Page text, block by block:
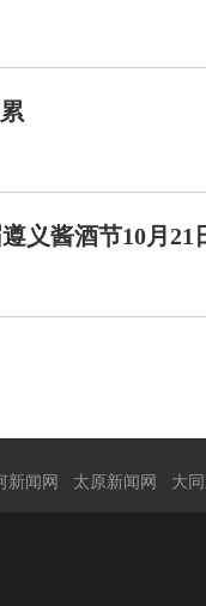
义酱酒节10月21
新闻网 太原新闻网 大